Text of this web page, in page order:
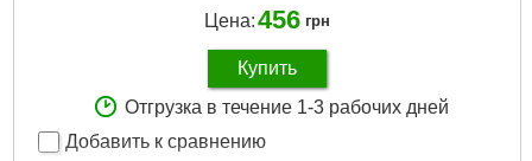
Цена:456 грн
Купить
Отгрузка в течение 1-3 рабочих дней
Добавить к сравнению